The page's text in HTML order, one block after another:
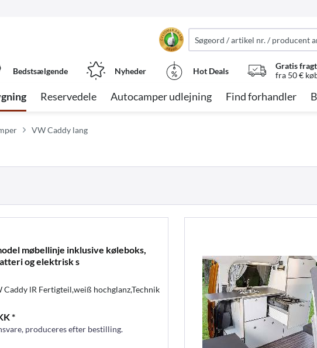
Bedstsælgende Nyheder Hot Deals
Gratis fragt
fra 50 €
Reservedele Autocamper udlejning Find forhandler
VW Caddy lang
møbellinje inklusive køleboks,
og elektrisk s
Caddy lR Fertigteil,weiß hochglanz,Technik
*
produceres efter bestilling.